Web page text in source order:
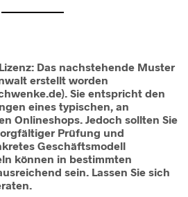
Das nachstehende Muster
erstellt worden
Sie entspricht den
eines typischen, an
Onlineshops. Jedoch sollten Sie
Prüfung und
Geschäftsmodell
können in bestimmten
sein. Lassen Sie sich